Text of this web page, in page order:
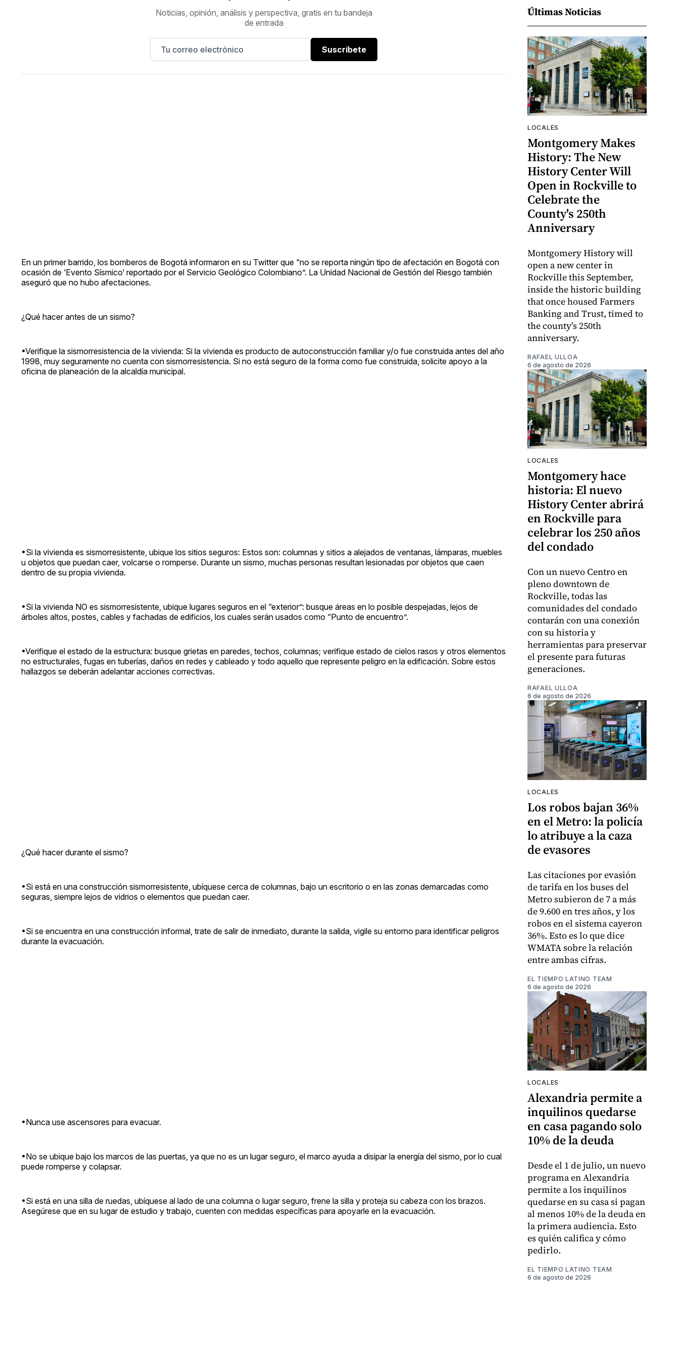
Noticias, opinión, análisis y perspectiva, gratis en tu bandeja
de entrada
Suscríbete
En un primer barrido, los bomberos de Bogotá informaron en su Twitter que “no se reporta ningún tipo de afectación en Bogotá con
ocasión de ‘Evento Sísmico‘ reportado por el Servicio Geológico Colombiano”. La Unidad Nacional de Gestión del Riesgo también
aseguró que no hubo afectaciones.
¿Qué hacer antes de un sismo?
•Verifique la sismorresistencia de la vivienda: Si la vivienda es producto de autoconstrucción familiar y/o fue construida antes del año
1998, muy seguramente no cuenta con sismorresistencia. Si no está seguro de la forma como fue construida, solicite apoyo a la
oficina de planeación de la alcaldía municipal.
•Si la vivienda es sismorresistente, ubique los sitios seguros: Estos son: columnas y sitios a alejados de ventanas, lámparas, muebles
u objetos que puedan caer, volcarse o romperse. Durante un sismo, muchas personas resultan lesionadas por objetos que caen
dentro de su propia vivienda.
•Si la vivienda NO es sismorresistente, ubique lugares seguros en el “exterior”: busque áreas en lo posible despejadas, lejos de
árboles altos, postes, cables y fachadas de edificios, los cuales serán usados como “Punto de encuentro”.
•Verifique el estado de la estructura: busque grietas en paredes, techos, columnas; verifique estado de cielos rasos y otros elementos
no estructurales, fugas en tuberías, daños en redes y cableado y todo aquello que represente peligro en la edificación. Sobre estos
hallazgos se deberán adelantar acciones correctivas.
¿Qué hacer durante el sismo?
•Si está en una construcción sismorresistente, ubíquese cerca de columnas, bajo un escritorio o en las zonas demarcadas como
seguras, siempre lejos de vidrios o elementos que puedan caer.
•Si se encuentra en una construcción informal, trate de salir de inmediato, durante la salida, vigile su entorno para identificar peligros
durante la evacuación.
•Nunca use ascensores para evacuar.
•No se ubique bajo los marcos de las puertas, ya que no es un lugar seguro, el marco ayuda a disipar la energía del sismo, por lo cual
puede romperse y colapsar.
•Si está en una silla de ruedas, ubíquese al lado de una columna o lugar seguro, frene la silla y proteja su cabeza con los brazos.
Asegúrese que en su lugar de estudio y trabajo, cuenten con medidas específicas para apoyarle en la evacuación.
Últimas Noticias
LOCALES
Montgomery Makes
History: The New
History Center Will
Open in Rockville to
Celebrate the
County's 250th
Anniversary
Montgomery History will
open a new center in
Rockville this September,
inside the historic building
that once housed Farmers
Banking and Trust, timed to
the county's 250th
anniversary.
RAFAEL ULLOA
6 de agosto de 2026
LOCALES
Montgomery hace
historia: El nuevo
History Center abrirá
en Rockville para
celebrar los 250 años
del condado
Con un nuevo Centro en
pleno downtown de
Rockville, todas las
comunidades del condado
contarán con una conexión
con su historia y
herramientas para preservar
el presente para futuras
generaciones.
RAFAEL ULLOA
6 de agosto de 2026
LOCALES
Los robos bajan 36%
en el Metro: la policía
lo atribuye a la caza
de evasores
Las citaciones por evasión
de tarifa en los buses del
Metro subieron de 7 a más
de 9.600 en tres años, y los
robos en el sistema cayeron
36%. Esto es lo que dice
WMATA sobre la relación
entre ambas cifras.
EL TIEMPO LATINO TEAM
6 de agosto de 2026
LOCALES
Alexandria permite a
inquilinos quedarse
en casa pagando solo
10% de la deuda
Desde el 1 de julio, un nuevo
programa en Alexandria
permite a los inquilinos
quedarse en su casa si pagan
al menos 10% de la deuda en
la primera audiencia. Esto
es quién califica y cómo
pedirlo.
EL TIEMPO LATINO TEAM
6 de agosto de 2026